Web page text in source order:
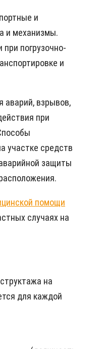
и
и механизмы.
при погрузочно-
и
аварий, взрывов,
при
участке средств
защиты
помощи
случаях на
на
для каждой